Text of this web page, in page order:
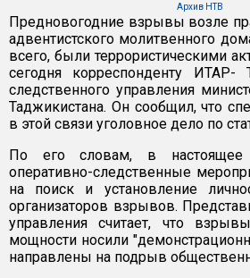
Архив НТВ
Предновогодние взрывы возле
адвентистского молитвенного
всего, были террористическими
сегодня корреспонденту ИТАР-
следственного управления
Таджикистана. Он сообщил, что
в этой связи уголовное дело по
По его словам, в настоящее
оперативно-следственные
на поиск и установление
организаторов взрывов.
управления считает, что
мощности носили
направлены на подрыв